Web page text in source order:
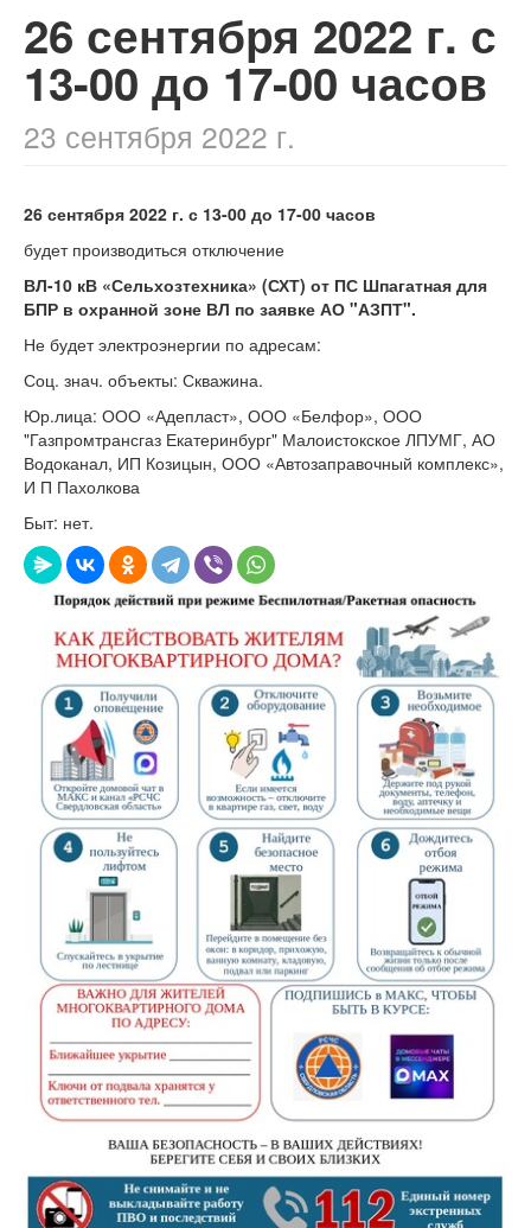
​26 сентября 2022 г. с
13-00 до 17-00 часов
23 сентября 2022 г.
26 сентября 2022 г. с 13-00 до 17-00 часов
будет производиться отключение
ВЛ-10 кВ «Сельхозтехника» (СХТ) от ПС Шпагатная для
БПР в охранной зоне ВЛ по заявке АО "АЗПТ".
Не будет электроэнергии по адресам:
Соц. знач. объекты: Скважина.
Юр.лица: ООО «Адепласт», ООО «Белфор», ООО
"Газпромтрансгаз Екатеринбург" Малоистокское ЛПУМГ, АО
Водоканал, ИП Козицын, ООО «Автозаправочный комплекс»,
И П Пахолкова
Быт: нет.